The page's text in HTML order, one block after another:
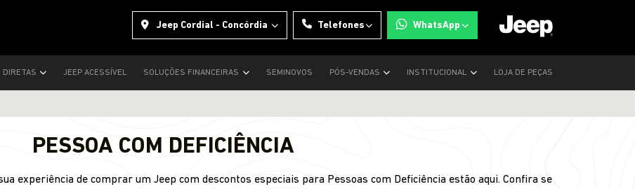
Jeep Cordial - Concórdia Telefones WhatsApp
DIRETAS JEEP ACESSÍVEL SOLUÇÕES FINANCEIRAS SEMINOVOS PÓS-VENDAS INSTITUCIONAL LOJA DE PEÇAS
PESSOA COM DEFICIÊNCIA
experiência de comprar um Jeep com descontos especiais para Pessoas com Deficiência estão aqui. Confira se